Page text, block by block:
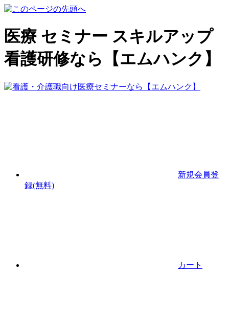
医療 セミナー スキルアップ
看護研修なら【エムハンク】
新規会員登
録(無料)
カート